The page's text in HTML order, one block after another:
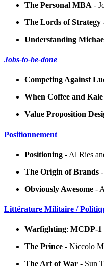
The Personal MBA -
The Lords of Strategy
Understanding
Jobs-to-be-done
Competing Against
When Coffee and
Value Proposition
Positionnement
Positioning - Al Ries
The Origin of Brands
Obviously Awesome -
Littérature Militaire /
Warfighting: MCDP-1
The Prince - Niccolo
The Art of War - Sun